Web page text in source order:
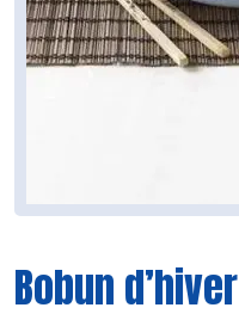
Bobun d’hiver